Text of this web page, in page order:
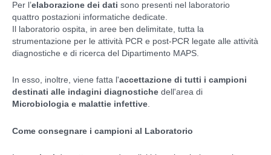
Per l’elaborazione dei dati sono presenti nel laboratorio
quattro postazioni informatiche dedicate.
Il laboratorio ospita, in aree ben delimitate, tutta la
strumentazione per le attività PCR e post-PCR legate alle attività
diagnostiche e di ricerca del Dipartimento MAPS.
In esso, inoltre, viene fatta l'accettazione di tutti i campioni
destinati alle indagini diagnostiche dell'area di
Microbiologia e malattie infettive
Come consegnare i campioni al Laboratorio